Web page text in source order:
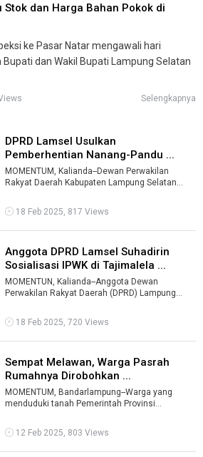
Stok dan Harga Bahan Pokok di
ke Pasar Natar mengawali hari
dan Wakil Bupati Lampung Selatan
Selengkapnya
DPRD Lamsel Usulkan
Pemberhentian Nanang-Pandu ...
MOMENTUM, Kalianda--Dewan Perwakilan
Rakyat Daerah Kabupaten Lampung Selatan
agenda ...
18 Feb 2025, 817 Views
Anggota DPRD Lamsel Suhadirin
Sosialisasi IPWK di Tajimalela ...
MOMENTUN, Kalianda--Anggota Dewan
Perwakilan Rakyat Daerah (DPRD) Lampung
sosialisasi Pe ...
18 Feb 2025, 720 Views
Sempat Melawan, Warga Pasrah
Rumahnya Dirobohkan ...
MOMENTUM, Bandarlampung--Warga yang
menduduki tanah Pemerintah Provinsi
ditertibkan.Awalnya ...
12 Feb 2025, 803 Views